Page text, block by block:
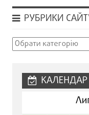
РУБРИКИ
Рубрики
КАЛЕНДАР